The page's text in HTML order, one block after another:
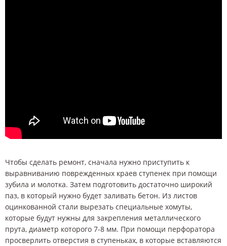
Чтобы сделать ремонт, сначала нужно приступить к
выравниванию поврежденных краев ступенек при помощи
зубила и молотка. Затем подготовить достаточно широкий
паз, в который нужно будет заливать бетон. Из листов
оцинкованной стали вырезать специальные хомуты,
которые будут нужны для закрепления металлического
прута, диаметр которого 7-8 мм. При помощи перфоратора
просверлить отверстия в ступеньках, в которые вставляются